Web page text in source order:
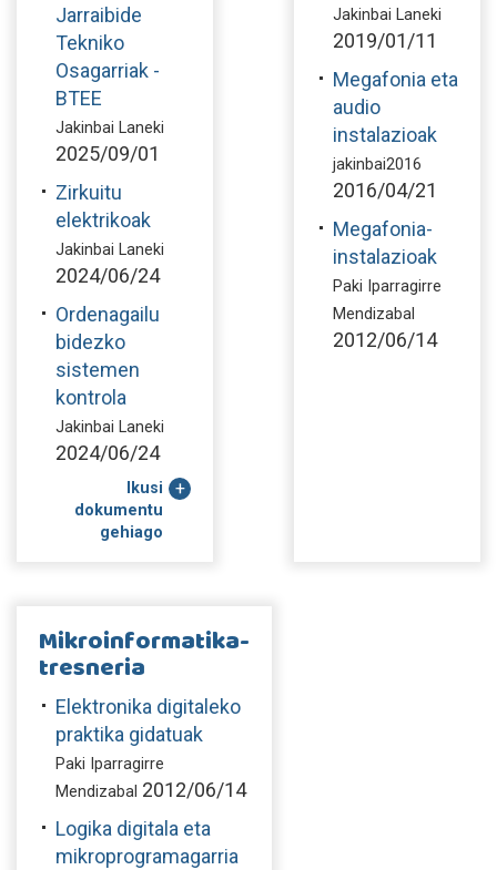
Jarraibide
Tekniko
Osagarriak -
BTEE
Jakinbai Laneki
2025/09/01
Zirkuitu
elektrikoak
Jakinbai Laneki
2024/06/24
Ordenagailu
bidezko
sistemen
kontrola
Jakinbai Laneki
2024/06/24
Ikusi
dokumentu
gehiago
Jakinbai Laneki
2019/01/11
Megafonia eta
audio
instalazioak
jakinbai2016
2016/04/21
Megafonia-
instalazioak
Paki Iparragirre
Mendizabal
2012/06/14
Mikroinformatika-
tresneria
Elektronika digitaleko
praktika gidatuak
Paki Iparragirre
Mendizabal 2012/06/14
Logika digitala eta
mikroprogramagarria